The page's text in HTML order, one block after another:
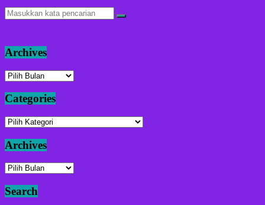
Archives
Archives
Categories
Categories
Archives
Archives
Search